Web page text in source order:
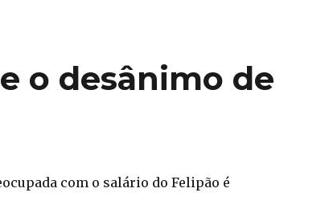
o desânimo de
com o salário do Felipão é